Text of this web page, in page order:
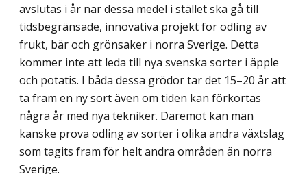
avslutas i år när dessa medel i stället ska gå till
tidsbegränsade, innovativa projekt för odling av
frukt, bär och grönsaker i norra Sverige. Detta
kommer inte att leda till nya svenska sorter i äpple
och potatis. I båda dessa grödor tar det 15–20 år att
ta fram en ny sort även om tiden kan förkortas
några år med nya tekniker. Däremot kan man
kanske prova odling av sorter i olika andra växtslag
som tagits fram för helt andra områden än norra
Sverige.